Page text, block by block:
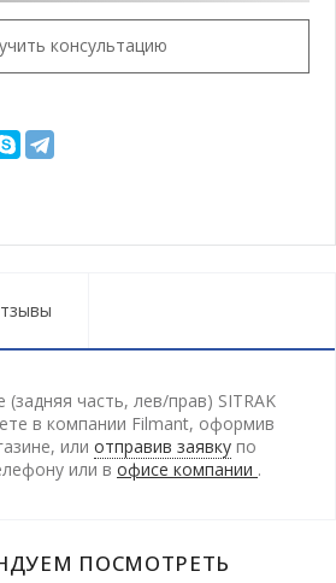
консультацию
часть, лев/прав) SITRAK
в компании Filmant, оформив
или отправив заявку по
или в офисе компании .
ПОСМОТРЕТЬ